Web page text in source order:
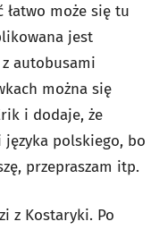
łatwo może się tu
jest
autobusami
można się
i dodaje, że
polskiego, bo
przepraszam itp.
z Kostaryki. Po